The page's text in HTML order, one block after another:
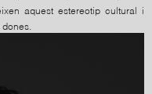
aquest estereotip cultural i